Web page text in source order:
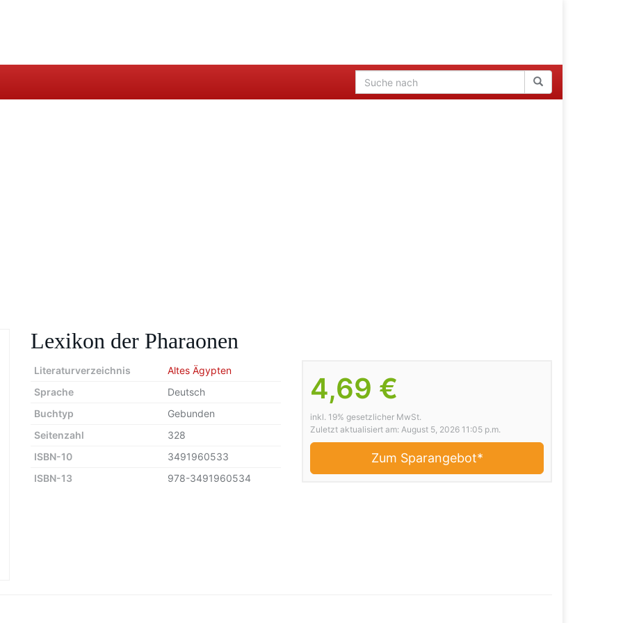
Lexikon der Pharaonen
4,69 €
inkl. 19% gesetzlicher MwSt.
Zuletzt aktualisiert am: August 5, 2026 11:05 p.m.
Zum Sparangebot*
Literaturverzeichnis
Altes Ägypten
Sprache
Deutsch
Buchtyp
Gebunden
Seitenzahl
328
ISBN-10
3491960533
ISBN-13
978-3491960534